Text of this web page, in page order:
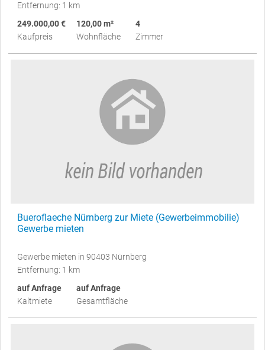
Entfernung: 1 km
249.000,00 €
Kaufpreis
120,00 m²
Wohnfläche
4
Zimmer
Bueroflaeche Nürnberg zur Miete (Gewerbeimmobilie)
Gewerbe mieten
Gewerbe mieten in 90403 Nürnberg
Entfernung: 1 km
auf Anfrage
Kaltmiete
auf Anfrage
Gesamtfläche